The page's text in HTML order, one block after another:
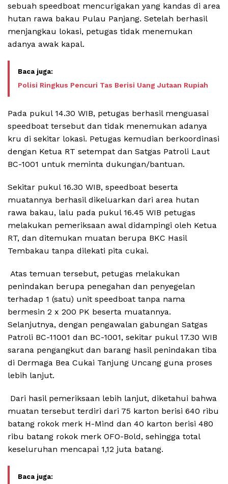
sebuah speedboat mencurigakan yang kandas di area
hutan rawa bakau Pulau Panjang. Setelah berhasil
menjangkau lokasi, petugas tidak menemukan
adanya awak kapal.
Polisi Ringkus Pencuri Tas Berisi Uang Jutaan Rupiah
Pada pukul 14.30 WIB, petugas berhasil menguasai
speedboat tersebut dan tidak menemukan adanya
kru di sekitar lokasi. Petugas kemudian berkoordinasi
dengan Ketua RT setempat dan Satgas Patroli Laut
BC-1001 untuk meminta dukungan/bantuan.
Sekitar pukul 16.30 WIB, speedboat beserta
muatannya berhasil dikeluarkan dari area hutan
rawa bakau, lalu pada pukul 16.45 WIB petugas
melakukan pemeriksaan awal didampingi oleh Ketua
RT, dan ditemukan muatan berupa BKC Hasil
Tembakau tanpa dilekati pita cukai.
Atas temuan tersebut, petugas melakukan
penindakan berupa penegahan dan penyegelan
terhadap 1 (satu) unit speedboat tanpa nama
bermesin 2 x 200 PK beserta muatannya.
Selanjutnya, dengan pengawalan gabungan Satgas
Patroli BC-11001 dan BC-1001, sekitar pukul 17.30 WIB
sarana pengangkut dan barang hasil penindakan tiba
di Dermaga Bea Cukai Tanjung Uncang guna proses
lebih lanjut.
Dari hasil pemeriksaan lebih lanjut, diketahui bahwa
muatan tersebut terdiri dari 75 karton berisi 640 ribu
batang rokok merk H-Mind dan 40 karton berisi 480
ribu batang rokok merk OFO-Bold, sehingga total
keseluruhan mencapai 1,12 juta batang.